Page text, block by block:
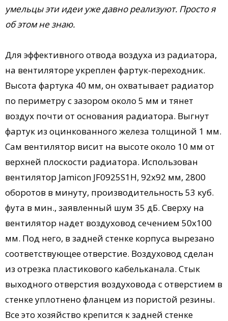
умельцы эти идеи уже давно реализуют. Просто я
об этом не знаю.
Для эффективного отвода воздуха из радиатора,
на вентиляторе укреплен фартук-переходник.
Высота фартука 40 мм, он охватывает радиатор
по периметру с зазором около 5 мм и тянет
воздух почти от основания радиатора. Выгнут
фартук из оцинкованного железа толщиной 1 мм.
Сам вентилятор висит на высоте около 10 мм от
верхней плоскости радиатора. Использован
вентилятор Jamicon JF0925S1H, 92х92 мм, 2800
оборотов в минуту, производительность 53 куб.
фута в мин., заявленный шум 35 дБ. Сверху на
вентилятор надет воздуховод сечением 50х100
мм. Под него, в задней стенке корпуса вырезано
соответствующее отверстие. Воздуховод сделан
из отрезка пластикового кабельканала. Стык
выходного отверстия воздуховода с отверстием в
стенке уплотнено фланцем из пористой резины.
Все это хозяйство крепится к задней стенке